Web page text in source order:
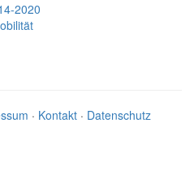
2020
· Kontakt · Datenschutz